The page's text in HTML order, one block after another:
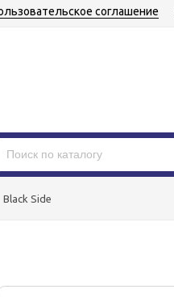
соглашение
Black Side